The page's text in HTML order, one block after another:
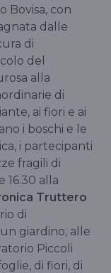
Bovisa, con
dalle
di
del
alla
di
ai fiori e ai
i boschi e le
i partecipanti
fragili di
16.30 alla
Truttero
di
giardino; alle
Piccoli
di fiori, di